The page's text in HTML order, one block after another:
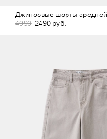
4990 2490 руб.